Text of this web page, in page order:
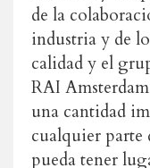
de la
industria y de
calidad y el
RAI
una cantidad
cualquier parte
pueda tener